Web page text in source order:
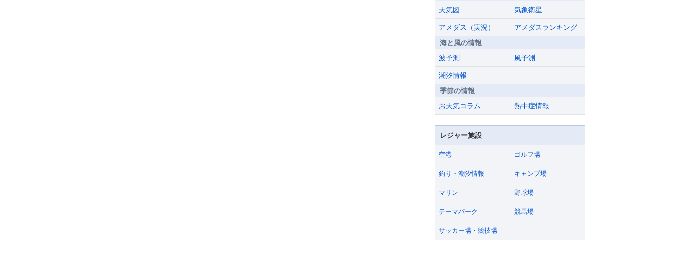
天気図
気象衛星
アメダス（実況）
アメダスランキング
海と風の情報
波予測
風予測
潮汐情報
季節の情報
お天気コラム
熱中症情報
レジャー施設
空港 ゴルフ場
釣り・潮汐情報 キャンプ場
マリン 野球場
テーマパーク 競馬場
サッカー場・競技場